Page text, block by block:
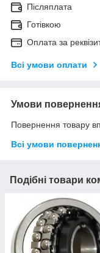
Післяплата
Готівкою
Оплата за
Всі умови оплати
Умови
Повернення товару
Всі умови
Подібні товари